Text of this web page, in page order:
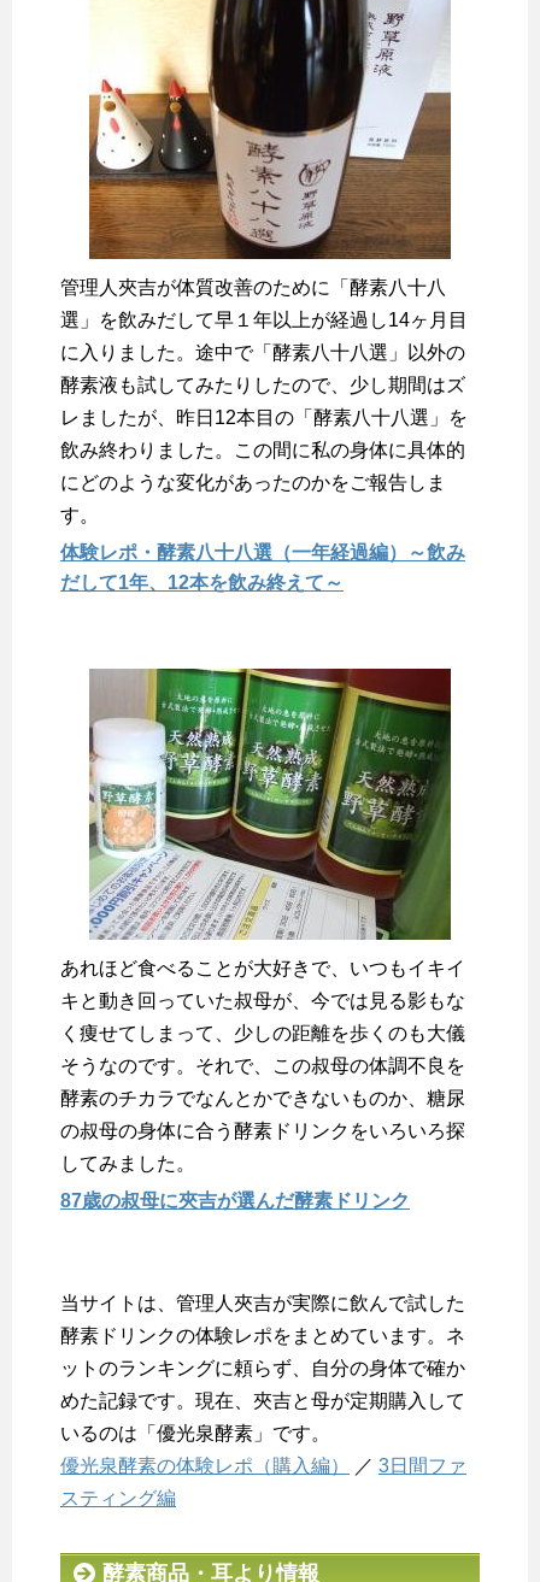
管理人夾吉が体質改善のために「酵素八十八
選」を飲みだして早１年以上が経過し14ヶ月目
に入りました。途中で「酵素八十八選」以外の
酵素液も試してみたりしたので、少し期間はズ
レましたが、昨日12本目の「酵素八十八選」を
飲み終わりました。この間に私の身体に具体的
にどのような変化があったのかをご報告しま
す。
体験レポ・酵素八十八選（一年経過編）～飲み
だして1年、12本を飲み終えて～
あれほど食べることが大好きで、いつもイキイ
キと動き回っていた叔母が、今では見る影もな
く痩せてしまって、少しの距離を歩くのも大儀
そうなのです。それで、この叔母の体調不良を
酵素のチカラでなんとかできないものか、糖尿
の叔母の身体に合う酵素ドリンクをいろいろ探
してみました。
87歳の叔母に夾吉が選んだ酵素ドリンク
当サイトは、管理人夾吉が実際に飲んで試した
酵素ドリンクの体験レポをまとめています。ネ
ットのランキングに頼らず、自分の身体で確か
めた記録です。現在、夾吉と母が定期購入して
いるのは「優光泉酵素」です。
優光泉酵素の体験レポ（購入編）
／ 3日間ファ
スティング編
酵素商品・耳より情報